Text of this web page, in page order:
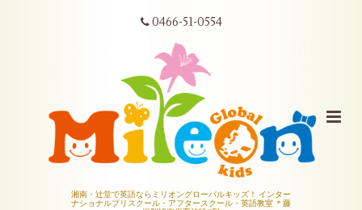
0466-51-0554
湘南・辻堂で英語ならミリオングローバルキッズ！ インター
ナショナルプリスクール・アフタースクール・英語教室 ＊藤